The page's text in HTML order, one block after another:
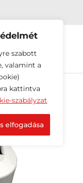
szabott
valamint a
kattintva
szabályzat
elfogadása